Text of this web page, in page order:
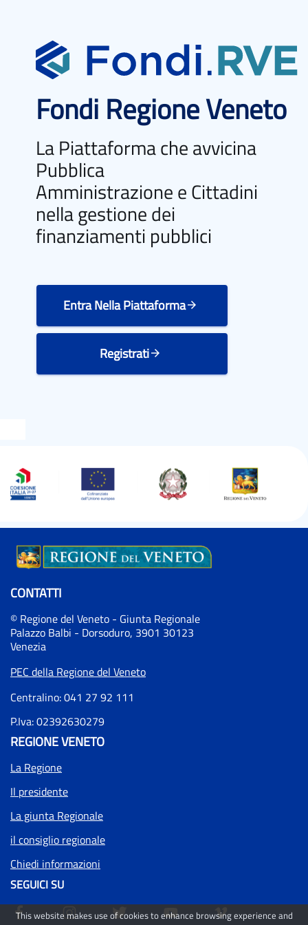
Fondi Regione Veneto
La Piattaforma che avvicina
Pubblica
Amministrazione e Cittadini
nella gestione dei
finanziamenti pubblici
Entra Nella Piattaformaarrow_forward
Registratiarrow_forward
CONTATTI
© Regione del Veneto - Giunta Regionale
Palazzo Balbi - Dorsoduro, 3901 30123
Venezia
PEC della Regione del Veneto
Centralino: 041 27 92 111
P.Iva: 02392630279
REGIONE VENETO
La Regione
Il presidente
La giunta Regionale
il consiglio regionale
Chiedi informazioni
SEGUICI SU
This website makes use of cookies to enhance browsing experience and